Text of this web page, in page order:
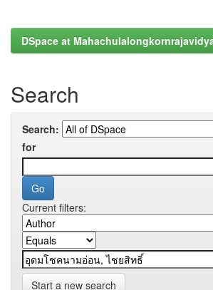
DSpace at
Search
Search:
for
Current filters:
Start a new search